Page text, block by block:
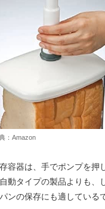
：Amazon
容器は、手でポンプを押
動タイプの製品よりも、
ンの保存にも適している